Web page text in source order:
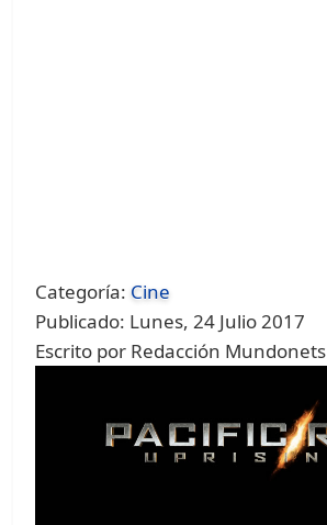
Categoría: Cine
Publicado: Lunes, 24 Julio 2017
Escrito por Redacción Mundonets